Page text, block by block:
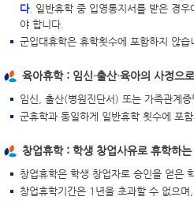
다. 일반휴학 중 입영통지서를 받은 경
야 합니다.
군입대휴학은 휴학횟수에 포함하지 않습
육아휴학 : 임신·출산·육아의 사정으
임신, 출산(병원진단서) 또는 가족관계증
군휴학과 동일하게 일반휴학 횟수에 포
창업휴학 : 학생 창업사유로 휴학하
창업휴학은 학생 창업자로 승인을 얻은
창업휴학기간은 1년을 초과할 수 없으